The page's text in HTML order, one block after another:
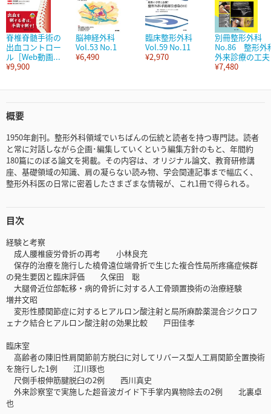
脊椎脊髄手術の
出血コントロー
ル［Web動画...
¥9,900
脳神経外科
Vol.53 No.1
¥6,490
臨床整形外科
Vol.59 No.11
¥2,970
別冊整形外科
No.86 整形外
外来診療の工夫
¥7,480
概要
1950年創刊。整形外科領域でいちばんの伝統と読者を持つ専門誌。読者
と常に対話しながら企画･編集していくという編集方針のもと、年間約
180篇にのぼる論文を掲載。その内容は、オリジナル論文、教育研修講
座、基礎領域の知識、肩の凝らない読み物、学会関連記事まで幅広く、
整形外科医の日常に密着したさまざまな情報が、これ1冊で得られる。
目次
経験と考察
成人腰椎疲労骨折の再考 小林良充
保存的治療を施行した橈骨遠位端骨折で生じた複合性局所疼痛症候群
の発生要因と臨床評価 久保田 聡
大腿骨近位部転移・病的骨折に対する人工骨頭置換術の治療経験
増井文昭
変形性膝関節症に対するヒアルロン酸注射と局所麻酔薬混合ジクロフ
ェナク結合ヒアルロン酸注射の効果比較 戸田佳孝
臨床室
高齢者の陳旧性肩関節前方脱臼に対してリバース型人工肩関節全置換術
を施行した1例 江川琢也
尺側手根伸筋腱脱臼の2例 西川真史
外来診察室で実施した超音波ガイド下手掌内異物除去の2例 北裏卓
也